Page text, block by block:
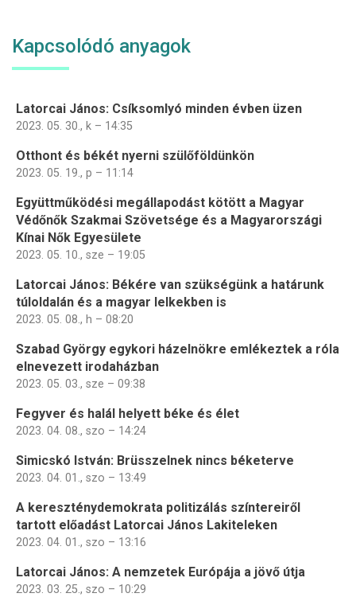
Kapcsolódó anyagok
Latorcai János: Csíksomlyó minden évben üzen
2023. 05. 30., k – 14:35
Otthont és békét nyerni szülőföldünkön
2023. 05. 19., p – 11:14
Együttműködési megállapodást kötött a Magyar
Védőnők Szakmai Szövetsége és a Magyarországi
Kínai Nők Egyesülete
2023. 05. 10., sze – 19:05
Latorcai János: Békére van szükségünk a határunk
túloldalán és a magyar lelkekben is
2023. 05. 08., h – 08:20
Szabad György egykori házelnökre emlékeztek a róla
elnevezett irodaházban
2023. 05. 03., sze – 09:38
Fegyver és halál helyett béke és élet
2023. 04. 08., szo – 14:24
Simicskó István: Brüsszelnek nincs béketerve
2023. 04. 01., szo – 13:49
A kereszténydemokrata politizálás színtereiről
tartott előadást Latorcai János Lakiteleken
2023. 04. 01., szo – 13:16
Latorcai János: A nemzetek Európája a jövő útja
2023. 03. 25., szo – 10:29